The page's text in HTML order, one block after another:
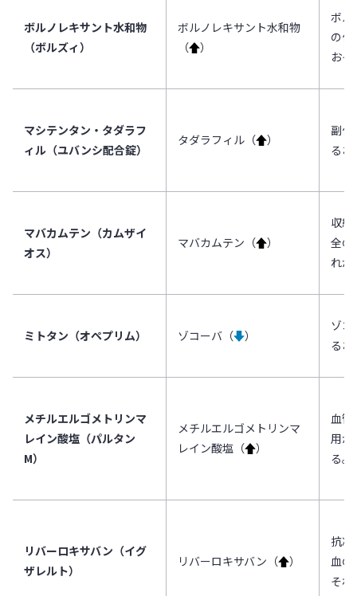
ボルノレキサント水和物
（ボルズィ）
ボルノレキサント水和物
（↑）
ボル
の作
お
マシテンタン・タダラフ
ィル（ユバンシ配合錠）
タダラフィル（↑）
副作
るお
マバカムテン（カムザイ
オス）
マバカムテン（↑）
収縮
全の
れが
ミトタン（オペプリム） ゾコーバ（↓）
ゾコ
るお
メチルエルゴメトリンマ
レイン酸塩（パルタン
M）
メチルエルゴメトリンマ
レイン酸塩（↑）
血管
用が
る。
リバーロキサバン（イグ
ザレルト）
リバーロキサバン（↑）
抗凝
血の
それ